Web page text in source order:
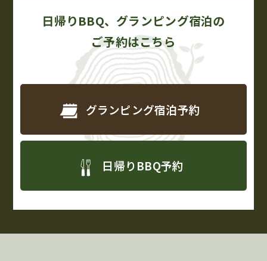
日帰りBBQ、グランピング宿泊の
ご予約はこちら
グランピング宿泊予約
日帰りBBQ予約